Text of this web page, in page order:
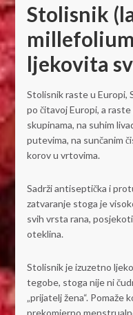
Stolisnik
ljekovita
Stolisnik raste u Europi,
po čitavoj Europi, a
skupinama, na suhim
putevima, na sunčanim
korov u vrtovima.
Sadrži antiseptička i
zatvaranje stoga je
svih vrsta rana,
oteklina.
Stolisnik je izuzetno
tegobe, stoga nije ni
„prijatelj žena“. Pomaže
prekomjerno